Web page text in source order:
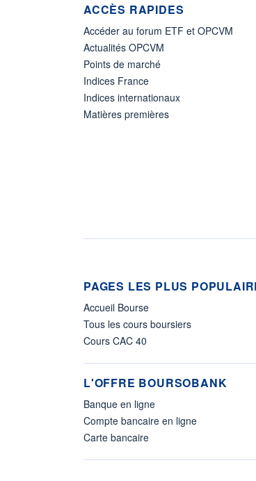
ACCÈS RAPIDES
Accéder au forum ETF et OPCVM
Actualités OPCVM
Points de marché
Indices France
Indices internationaux
Matières premières
PAGES LES PLUS
Accueil Bourse
Tous les cours boursiers
Cours CAC 40
L'OFFRE BOURSOBANK
Banque en ligne
Compte bancaire en ligne
Carte bancaire